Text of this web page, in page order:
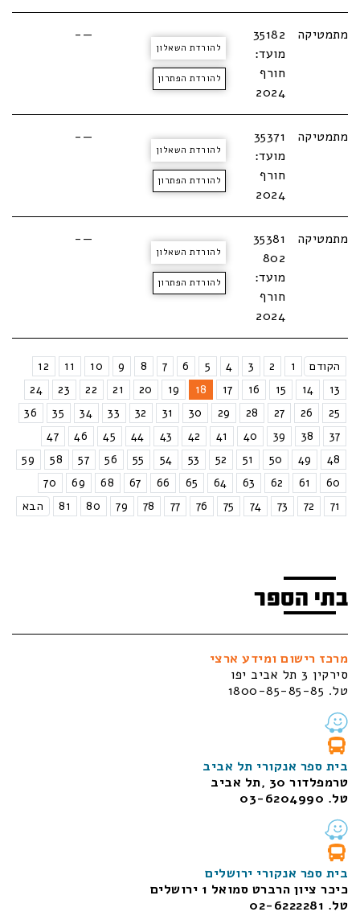
מתמטיקה
35182
מועד:
חורף
2024
להורדת השאלון
להורדת הפתרון
—-
מתמטיקה
35371
מועד:
חורף
2024
להורדת השאלון
להורדת הפתרון
—-
מתמטיקה
35381
802
מועד:
חורף
2024
להורדת השאלון
להורדת הפתרון
—-
הקודם 1
2
3
4
5
6
7
8
9
10
11
12
13
14
15
16
17
18
19
20
21
22
23
24
25
26
27
28
29
30
31
32
33
34
35
36
37
38
39
40
41
42
43
44
45
46
47
48
49
50
51
52
53
54
55
56
57
58
59
60
61
62
63
64
65
66
67
68
69
70
71
72
73
74
75
76
77
78
79
80
81 הבא
בתי הספר
מרכז רישום ומידע ארצי
סירקין 3 תל אביב יפו
טל. 1800-85-85-85
בית ספר אנקורי תל אביב
טרמפלדור 30 ,תל אביב
טל. 03-6204990
בית ספר אנקורי ירושלים
כיכר ציון הרברט סמואל 1
ירושלים
טל. 02-6222281